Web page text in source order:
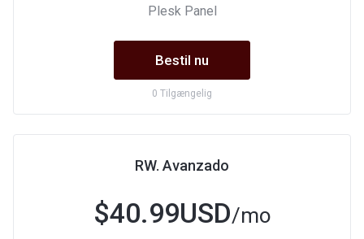
Plesk Panel
Bestil nu
0 Tilgængelig
RW. Avanzado
$40.99USD/mo